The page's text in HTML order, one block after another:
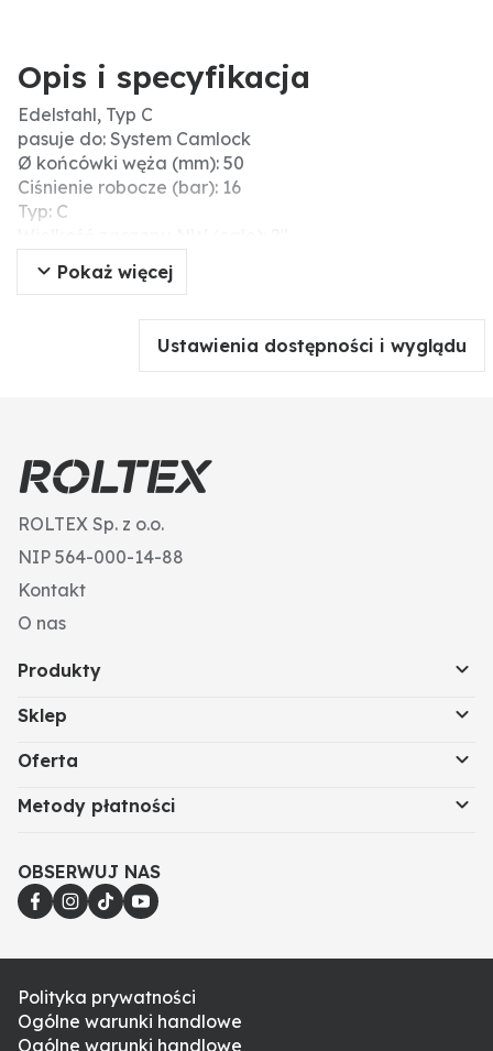
Opis i specyfikacja
Edelstahl, Typ C
pasuje do: System Camlock
Ø końcówki węża (mm): 50
Ciśnienie robocze (bar): 16
Typ: C
Materiał: Stal nierdzewna
Pokaż więcej
Ustawienia dostępności i wyglądu
ROLTEX Sp. z o.o.
NIP 564-000-14-88
Kontakt
O nas
Produkty
Sklep
Oferta
Metody płatności
OBSERWUJ NAS
Polityka prywatności
Ogólne warunki handlowe
Ogólne warunki handlowe